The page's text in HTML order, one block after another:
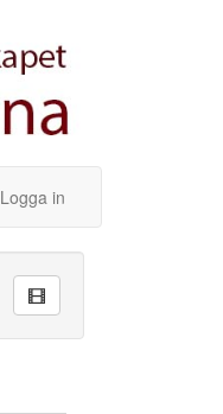
Logga in